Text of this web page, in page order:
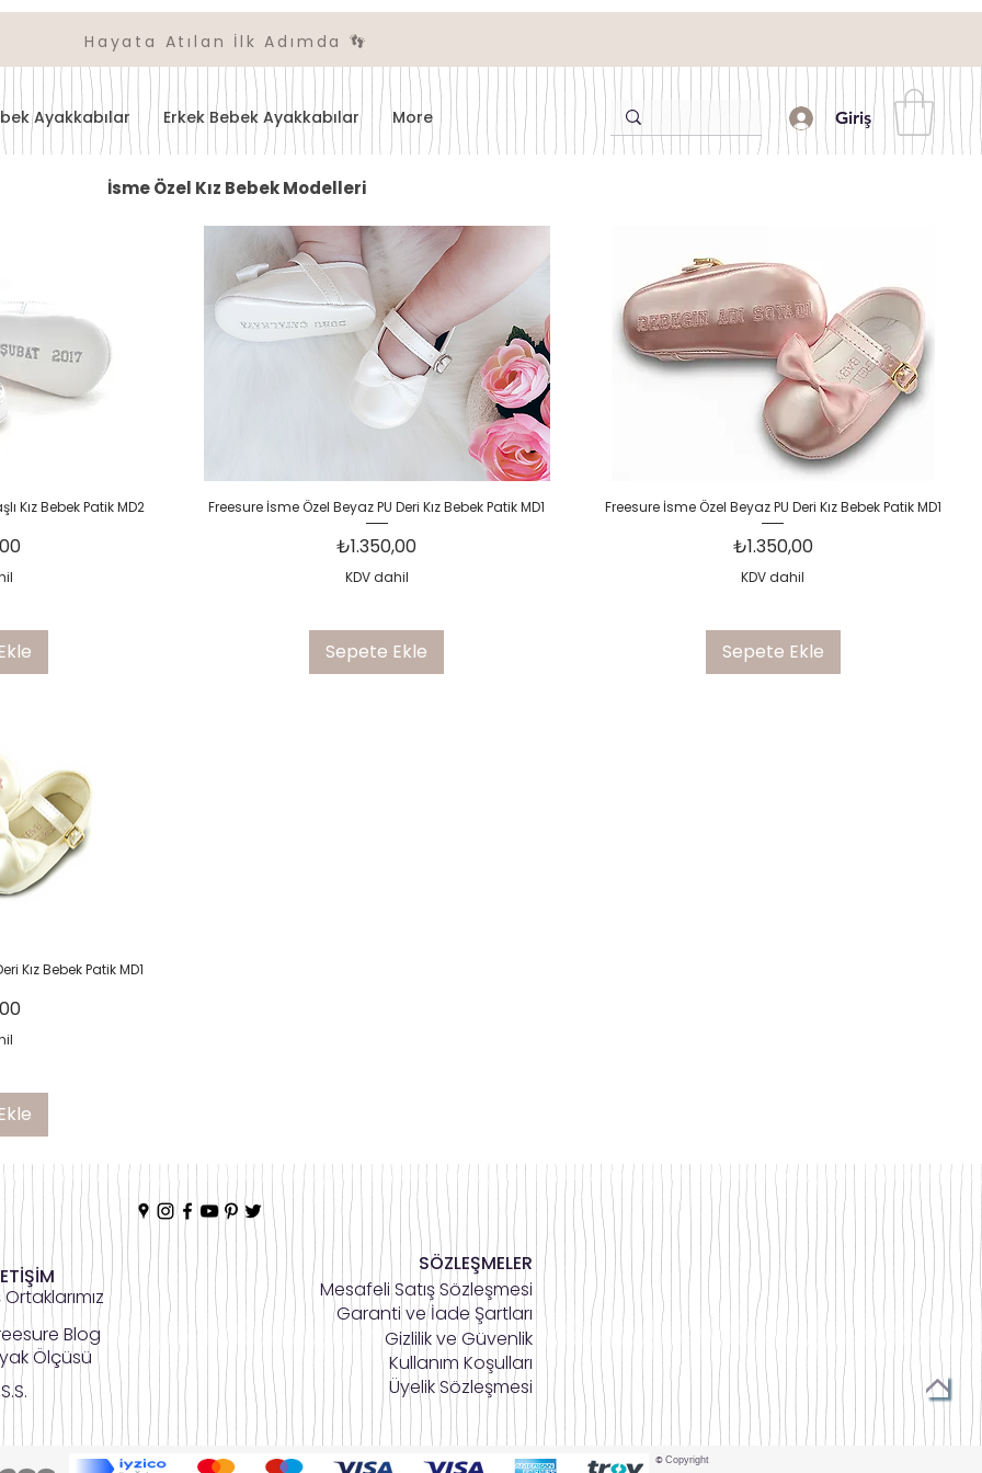
Hayata Atılan İlk Adımda 👣
Ayakkabılar Erkek Bebek Ayakkabılar More Giriş
İsme Özel Kız Bebek Modelleri
Kız Bebek Patik MD2 Hızlı Bakış
Freesure İsme Özel Beyaz PU Deri Kız Bebek Patik MD1
Fiyat
₺1.350,00
KDV dahil
Sepete Ekle
Hızlı Bakış
Freesure İsme Özel Beyaz PU Deri Kız Bebek Patik MD1
Fiyat
₺1.350,00
KDV dahil
Sepete Ekle
Kız Bebek Patik MD1
Ortaklarımız
Blog
Ölçüsü
SÖZLEŞMELER
Mesafeli Satış Sözleşmesi
Garanti ve İade Şartları
Gizlilik ve Güvenlik
Kullanım Koşulları
Üyelik Sözleşmesi
© Copyright